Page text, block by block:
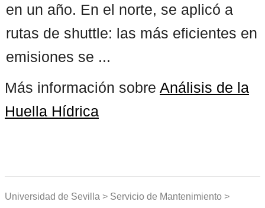
en un año. En el norte, se aplicó a
rutas de shuttle: las más eficientes en
emisiones se ...
Más información sobre Análisis de la
Huella Hídrica
Universidad de Sevilla > Servicio de Mantenimiento >